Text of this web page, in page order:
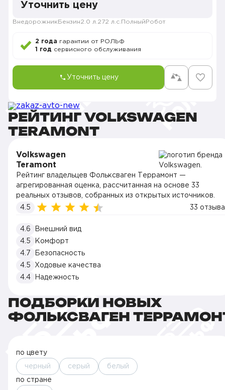
Уточнить цену
Внедорожник Бензин2.0 л. 272 л.с. Полный Робот
2 года гарантии от РОЛЬФ
1 год сервисного обслуживания
Уточнить цену
РЕЙТИНГ VOLKSWAGEN
TERAMONT
Volkswagen
Teramont
Рейтинг владельцев Фольксваген Террамонт —
агрегированная оценка, рассчитанная на основе 33
реальных отзывов, собранных из открытых источников.
4.5
33 отзыва
4.6
Внешний вид
4.5
Комфорт
4.7
Безопасность
4.5
Ходовые качества
4.4
Надежность
ПОДБОРКИ НОВЫХ
ФОЛЬКСВАГЕН
по цвету
черный серый белый
по стране